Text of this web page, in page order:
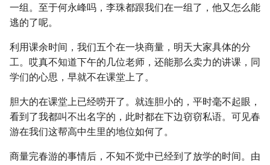
一组。至于何永峰吗，李珠都跟我们在一组了，他又怎么能
逃的了呢。
利用课余时间，我们五个在一块商量，明天大家具体的分
工。哎真不知道下午的几位老师，还能那么卖力的讲课，同
学们的心思，早就不在课堂上了。
胆大的在课堂上已经唠开了。就连胆小的，平时毫不起眼，
看到了我都叫不出名字的，此时都在下边窃窃私语。可见春
游在我们这帮高中生里的地位如何了。
商量完春游的事情后，不知不觉中已经到了放学的时间。由